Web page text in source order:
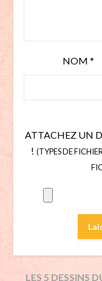
NOM*
ATTACHEZ UN
! (TYPES DE
LES 5 DESSINS